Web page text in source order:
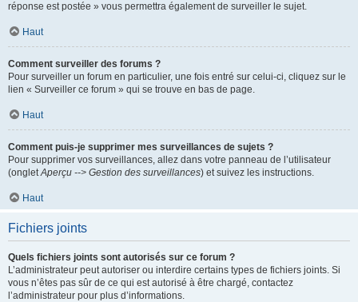
réponse est postée » vous permettra également de surveiller le sujet.
Haut
Comment surveiller des forums ?
Pour surveiller un forum en particulier, une fois entré sur celui-ci, cliquez sur le
lien « Surveiller ce forum » qui se trouve en bas de page.
Haut
Comment puis-je supprimer mes surveillances de sujets ?
Pour supprimer vos surveillances, allez dans votre panneau de l’utilisateur
(ongletAperçu --> Gestion des surveillances) et suivez les instructions.
Haut
Fichiers joints
Quels fichiers joints sont autorisés sur ce forum ?
L’administrateur peut autoriser ou interdire certains types de fichiers joints. Si
vous n’êtes pas sûr de ce qui est autorisé à être chargé, contactez
l’administrateur pour plus d’informations.